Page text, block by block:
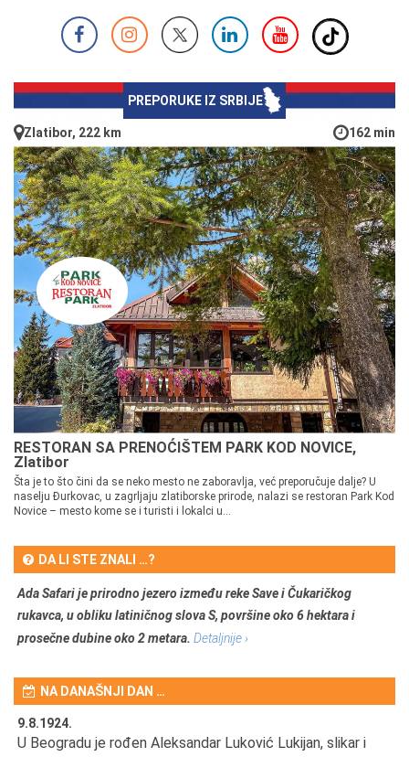
PREPORUKE IZ SRBIJE
Zlatibor, 222 km 162 min
RESTORAN SA PRENOĆIŠTEM PARK KOD NOVICE,
Zlatibor
Šta je to što čini da se neko mesto ne zaboravlja, već preporučuje dalje? U
naselju Đurkovac, u zagrljaju zlatiborske prirode, nalazi se restoran Park Kod
Novice – mesto kome se i turisti i lokalci u...
DA LI STE ZNALI …?
Ada Safari je prirodno jezero između reke Save i Čukaričkog
rukavca, u obliku latiničnog slova S, površine oko 6 hektara i
prosečne dubine oko 2 metara. Detaljnije ›
NA DANAŠNJI DAN …
9.8.1924.
U Beogradu je rođen Aleksandar Luković Lukijan, slikar i